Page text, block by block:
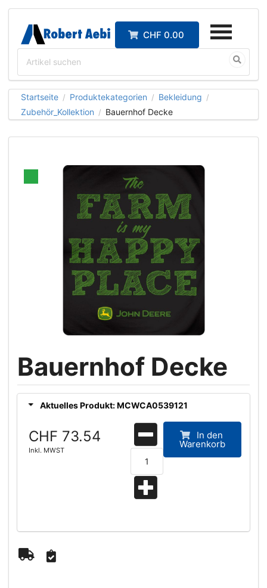
CHF 0.00
Startseite / Produktekategorien / Bekleidung /
Zubehör_Kollektion / Bauernhof Decke
Bauernhof Decke
Aktuelles Produkt: MCWCA0539121
CHF 73.54
Inkl. MWST
In den
Warenkorb